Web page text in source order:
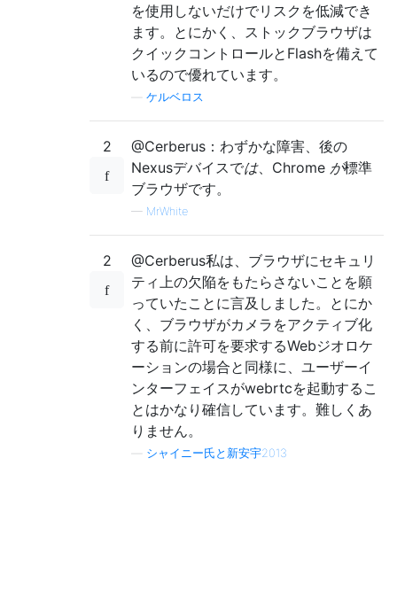
を使用しないだけでリスクを低減でき
ます。とにかく、ストックブラウザは
クイックコントロールとFlashを備えて
いるので優れています。
ケルベロス
2
@Cerberus：わずかな障害、後の
Nexusデバイスでは、Chrome が標準
ブラウザです。
— MrWhite
2
@Cerberus私は、ブラウザにセキュリ
ティ上の欠陥をもたらさないことを願
っていたことに言及しました。とにか
く、ブラウザがカメラをアクティブ化
する前に許可を要求するWebジオロケ
ーションの場合と同様に、ユーザーイ
ンターフェイスがwebrtcを起動するこ
とはかなり確信しています。難しくあ
りません。
シャイニー氏と新安宇2013